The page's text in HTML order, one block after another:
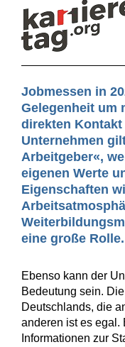
Jobmessen in
Gelegenheit um
direkten Kontakt
Unternehmen
Arbeitgeber«,
eigenen Werte
Eigenschaften
eine große Rolle.
Ebenso kann der
Bedeutung sein.
Deutschlands, die
anderen ist es egal.
Informationen zur